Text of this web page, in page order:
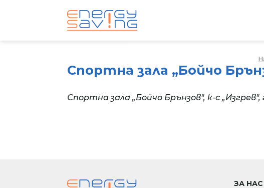
Спортна зала „Бойчо
Спортна зала „Бойчо Брънзов", к-с „Изгрев",
ЗА НАС